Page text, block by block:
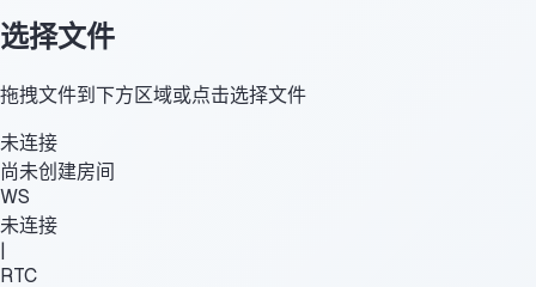
选择文件
拖拽文件到下方区域或点击选择文件
未连接
尚未创建房间
WS
未连接
|
RTC